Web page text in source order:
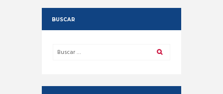
BUSCAR